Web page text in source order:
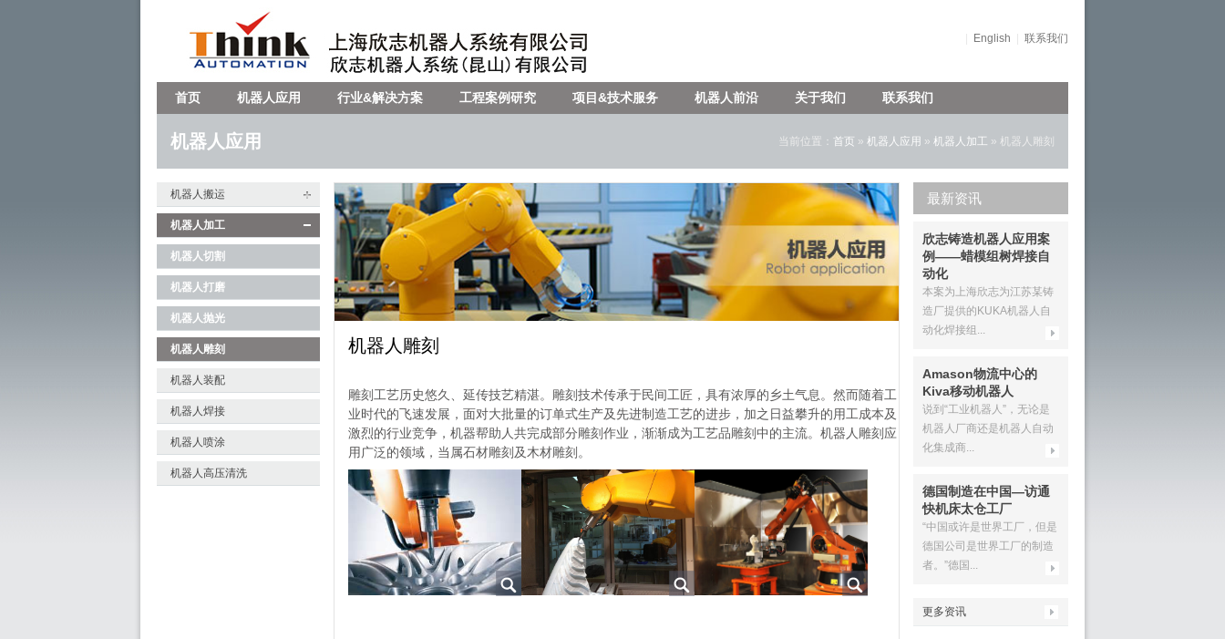
English 联系我们
首页 机器人应用 行业&解决方案 工程案例研究 项目&技术服务 机器人前沿 关于我们 联系我们
当前位置： 首页 » 机器人应用 » 机器人加工 » 机器人雕刻
机器人应用
机器人搬运
机器人加工
机器人切割
机器人打磨
机器人抛光
机器人雕刻
机器人装配
机器人焊接
机器人喷涂
机器人高压清洗
机器人雕刻
雕刻工艺历史悠久、延传技艺精湛。雕刻技术传承于民间工匠，具有浓厚的乡土气息。然而随着工
业时代的飞速发展，面对大批量的订单式生产及先进制造工艺的进步，加之日益攀升的用工成本及
激烈的行业竞争，机器帮助人共完成部分雕刻作业，渐渐成为工艺品雕刻中的主流。机器人雕刻应
用广泛的领域，当属石材雕刻及木材雕刻。
最新资讯
欣志铸造机器人应用案
例——蜡模组树焊接自
动化
本案为上海欣志为江苏某铸
造厂提供的KUKA机器人自
动化焊接组...
Amason物流中心的
Kiva移动机器人
​说到“工业机器人”，无论是
机器人厂商还是机器人自动
化集成商...
德国制造在中国—访通
快机床太仓工厂
“中国或许是世界工厂，但是
德国公司是世界工厂的制造
者。”德国...
更多资讯